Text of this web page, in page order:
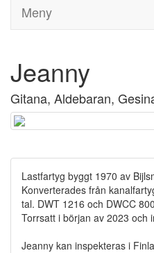
Meny
Jeanny
Gitana, Aldebaran,
Lastfartyg byggt 1970 av
Konverterades från
tal. DWT 1216 och DWCC
Torrsatt i början av 2023 och
Jeanny kan inspekteras i